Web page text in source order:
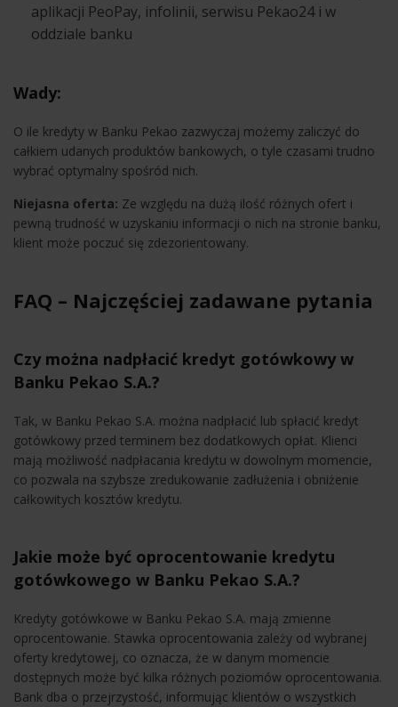
aplikacji PeoPay, infolinii, serwisu Pekao24 i w
oddziale banku
Wady:
O ile kredyty w Banku Pekao zazwyczaj możemy zaliczyć do
całkiem udanych produktów bankowych, o tyle czasami trudno
wybrać optymalny spośród nich.
Niejasna oferta: Ze względu na dużą ilość różnych ofert i
pewną trudność w uzyskaniu informacji o nich na stronie banku,
klient może poczuć się zdezorientowany.
FAQ – Najczęściej zadawane pytania
Czy można nadpłacić kredyt gotówkowy w
Banku Pekao S.A.?
Tak, w Banku Pekao S.A. można nadpłacić lub spłacić kredyt
gotówkowy przed terminem bez dodatkowych opłat. Klienci
mają możliwość nadpłacania kredytu w dowolnym momencie,
co pozwala na szybsze zredukowanie zadłużenia i obniżenie
całkowitych kosztów kredytu.
Jakie może być oprocentowanie kredytu
gotówkowego w Banku Pekao S.A.?
Kredyty gotówkowe w Banku Pekao S.A. mają zmienne
oprocentowanie. Stawka oprocentowania zależy od wybranej
oferty kredytowej, co oznacza, że w danym momencie
dostępnych może być kilka różnych poziomów oprocentowania.
Bank dba o przejrzystość, informując klientów o wszystkich